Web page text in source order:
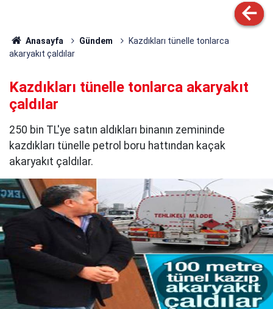
Anasayfa Gündem
Kazdıkları tünelle tonlarca
akaryakıt çaldılar
Kazdıkları tünelle tonlarca akaryakıt
çaldılar
250 bin TL'ye satın aldıkları binanın zemininde
kazdıkları tünelle petrol boru hattından kaçak
akaryakıt çaldılar.